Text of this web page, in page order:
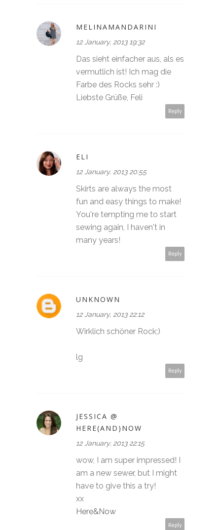
MELINAMANDARINI
12 January, 2013 19:32
Das sieht einfacher aus, als es
vermutlich ist! Ich mag die
Farbe des Rocks sehr :)
Liebste Grüße, Feli
Reply
ELI
12 January, 2013 20:55
Skirts are always the most
fun and easy things to make!
You're tempting me to start
sewing again, I haven't in
many years!
Reply
UNKNOWN
12 January, 2013 22:12
Wirklich schöner Rock;)
lg
Reply
JESSICA @
HERE(AND)NOW
12 January, 2013 22:15
wow, I am super impressed! I
am a new sewer, but I might
have to give this a try!
xx
Here&Now
Reply